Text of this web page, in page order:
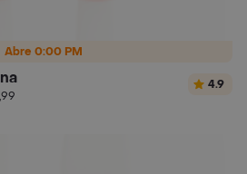
Abre 0:00 PM
4.9